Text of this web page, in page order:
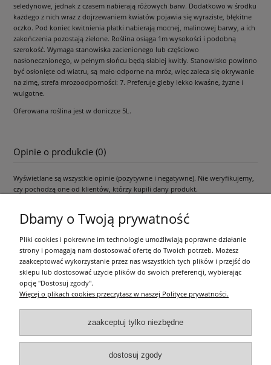
seledynowe, jednak z czasem nabierają różowych barw. Dodatkowo w środku
każdego z nich wraz z dojrzewaniem kwiatów pojawia się wyraziste, błękitne
oczko. Pod koniec kwitnienia płatki nabierają mocnej, malinowej barwy, a ich
zakończenia pozostają zielone. Roślina osiąga 1m wysokości i podobną
szerokość. Wymaga stanowiska zacienionego lub częściowo
nasłonecznionego, w pełnym słońcu będą słabiej kwitły. Stanowisko powinno
być osłonięte od wiatru, są mało odporne na mróz, więc zaleca się okrywanie
na zimę, strefa mrozoodporności: 7. Preferuje gleby lekko kwaśne, żyzne i
wulgotne.
Oferowana roślina jest w doniczce 5L.
Opinie o produkcie (0)
Wyświetlane są wszystkie opinie (pozytywne i negatywne). Nie weryfikujemy,
czy pochodzą one od klientów, którzy kupili dany produkt.
Pomoc
Moje konto
Płatności i dostawa
Informacje
O nas
Dbamy o Twoją prywatność
Pliki cookies i pokrewne im technologie umożliwiają poprawne działanie
strony i pomagają nam dostosować ofertę do Twoich potrzeb. Możesz
zaakceptować wykorzystanie przez nas wszystkich tych plików i przejść do
sklepu lub dostosować użycie plików do swoich preferencji, wybierając
opcję "Dostosuj zgody".
Więcej o plikach cookies przeczytasz w naszej Polityce prywatności.
zaakceptuj tylko niezbędne
dostosuj zgody